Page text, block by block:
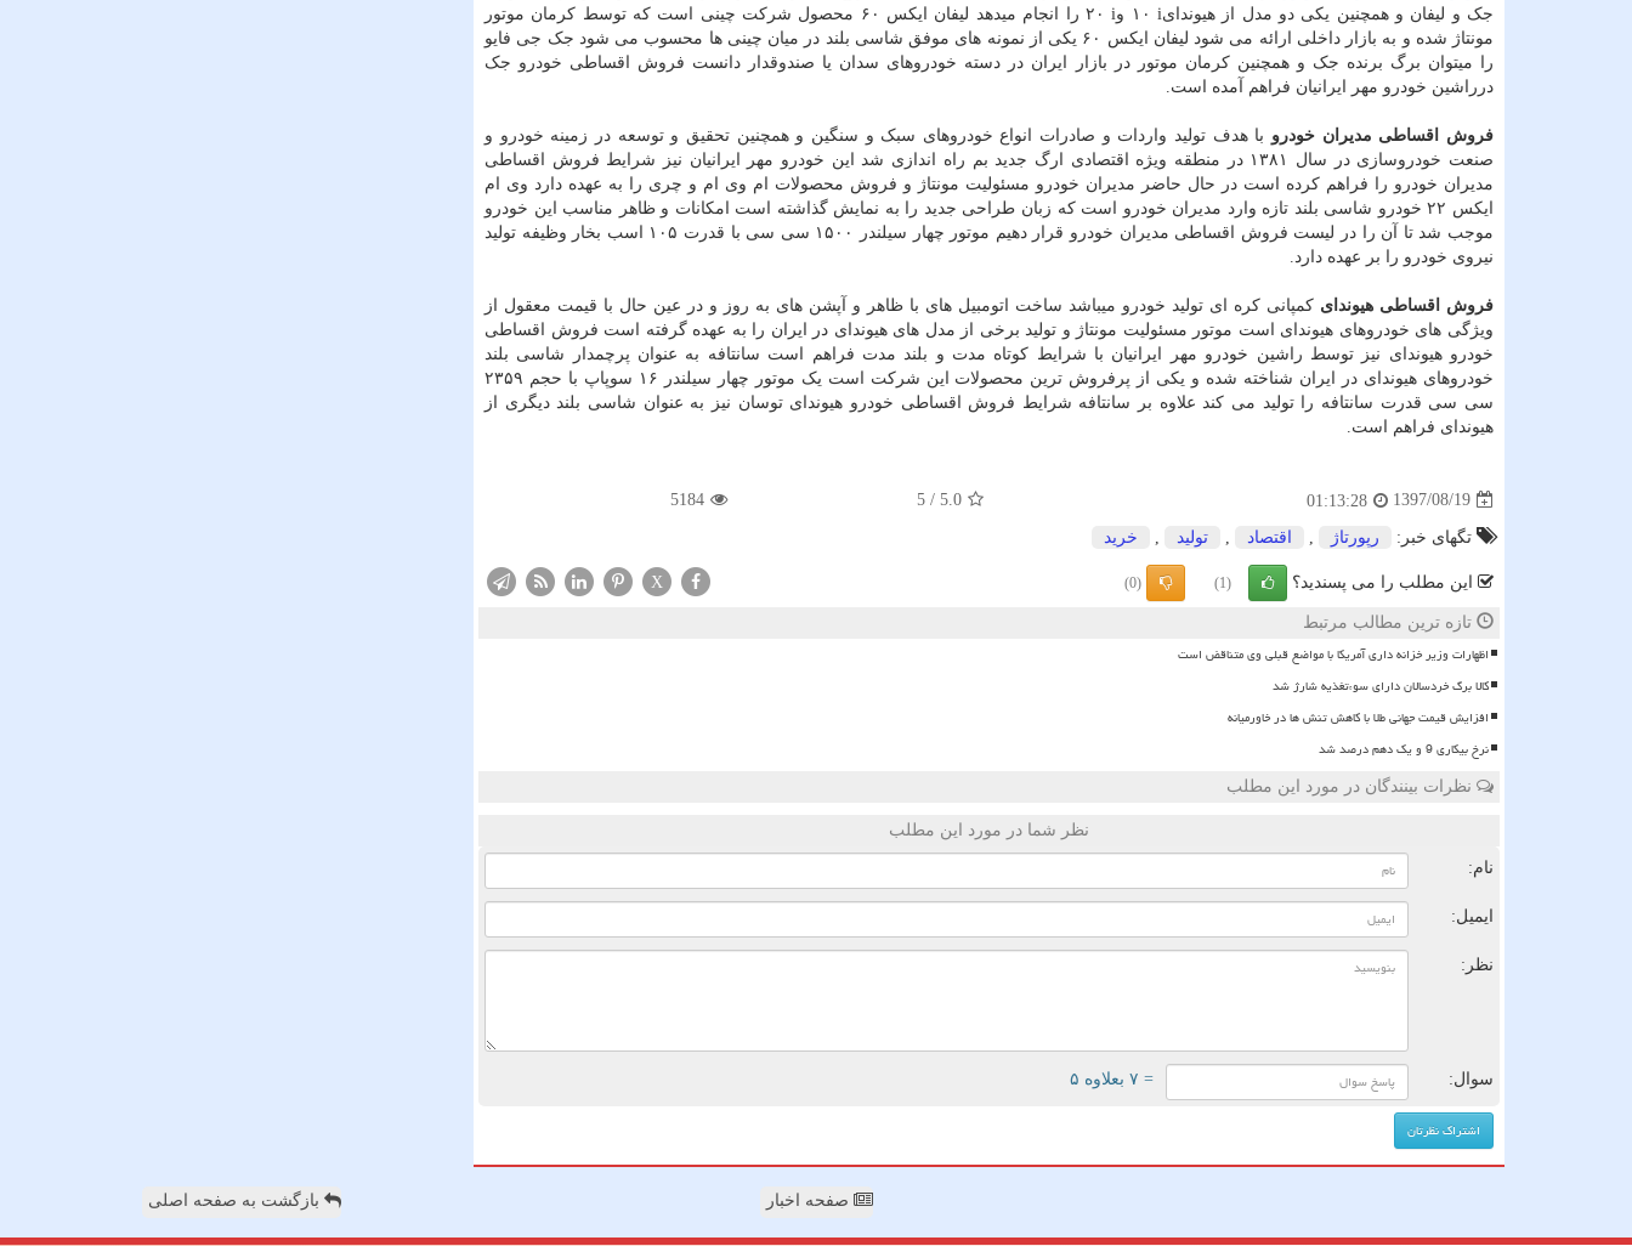
جک و لیفان و همچنین یکی دو مدل از هیوندایi ۱۰ و i
۲۰ را انجام میدهد لیفان ایکس ۶۰ محصول شرکت چینی است که توسط کرمان موتور
مونتاژ شده و به بازار داخلی ارائه می شود لیفان ایکس ۶۰ یکی از نمونه های موفق شاسی بلند در میان چینی ها محسوب می شود جک جی فایو
را میتوان برگ برنده جک و همچنین کرمان موتور در بازار ایران در دسته خودروهای سدان یا صندوقدار دانست فروش اقساطی خودرو جک
درراشین خودرو مهر ایرانیان فراهم آمده است.
فروش اقساطی مدیران خودرو با هدف تولید واردات و صادرات انواع خودروهای سبک و سنگین و همچنین تحقیق و توسعه در زمینه خودرو و
صنعت خودروسازی در سال ۱۳۸۱ در منطقه ویژه اقتصادی ارگ جدید بم راه اندازی شد این خودرو مهر ایرانیان نیز شرایط فروش اقساطی
مدیران خودرو را فراهم کرده است در حال حاضر مدیران خودرو مسئولیت مونتاژ و فروش محصولات ام وی ام و چری را به عهده دارد وی ام
ایکس ۲۲ خودرو شاسی بلند تازه وارد مدیران خودرو است که زبان طراحی جدید را به نمایش گذاشته است امکانات و ظاهر مناسب این خودرو
موجب شد تا آن را در لیست فروش اقساطی مدیران خودرو قرار دهیم موتور چهار سیلندر ۱۵۰۰ سی سی با قدرت ۱۰۵ اسب بخار وظیفه تولید
نیروی خودرو را بر عهده دارد.
فروش اقساطی هیوندای کمپانی کره ای تولید خودرو میباشد ساخت اتومبیل های با ظاهر و آپشن های به روز و در عین حال با قیمت معقول از
ویژگی های خودروهای هیوندای است موتور مسئولیت مونتاژ و تولید برخی از مدل های هیوندای در ایران را به عهده گرفته است فروش اقساطی
خودرو هیوندای نیز توسط راشین خودرو مهر ایرانیان با شرایط کوتاه مدت و بلند مدت فراهم است سانتافه به عنوان پرچمدار شاسی بلند
خودروهای هیوندای در ایران شناخته شده و یکی از پرفروش ترین محصولات این شرکت است یک موتور چهار سیلندر ۱۶ سوپاپ با حجم ۲۳۵۹
سی سی قدرت سانتافه را تولید می کند علاوه بر سانتافه شرایط فروش اقساطی خودرو هیوندای توسان نیز به عنوان شاسی بلند دیگری از
هیوندای فراهم است.
1397/08/19
01:13:28
5.0
/
5
5184
تگهای خبر: رپورتاژ اقتصاد تولید خرید
این مطلب را می پسندید؟ (1)
(0)
X
تازه ترین مطالب مرتبط
اظهارات وزیر خزانه داری آمریکا با مواضع قبلی وی متناقض است
کالا برگ خردسالان دارای سوءتغذیه شارژ شد
افزایش قیمت جهانی طلا با کاهش تنش ها در خاورمیانه
نرخ بیکاری 9 و یک دهم درصد شد
نظرات بینندگان در مورد این مطلب
نظر شما در مورد این مطلب
نام:
ایمیل:
نظر:
سوال: = ۷ بعلاوه ۵
صفحه اخبار بازگشت به صفحه اصلی